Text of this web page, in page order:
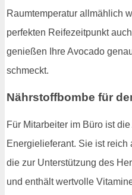
Raumtemperatur allmählich
perfekten Reifezeitpunkt
genießen Ihre Avocado
schmeckt.
Nährstoffbombe für
Für Mitarbeiter im Büro ist
Energielieferant. Sie ist reich
die zur Unterstützung des
und enthält wertvolle